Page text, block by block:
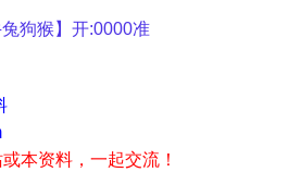
狗猴 】开:0000准
本资料，一起交流！